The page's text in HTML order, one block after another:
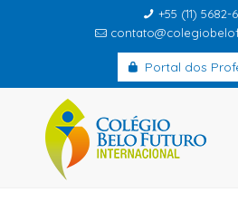
+55 (11) 5682-
Portal dos